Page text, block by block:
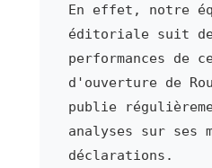
En effet, notre
éditoriale suit
performances de
d'ouverture de
publie
analyses sur ses
déclarations.